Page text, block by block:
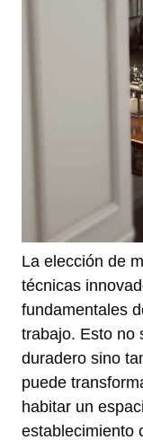
La elección de
técnicas
fundamentales
trabajo. Esto no
duradero sino
puede
habitar un
establecimiento